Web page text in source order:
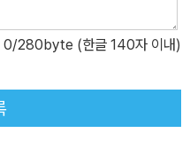
0/280byte (한글 140자 이내)